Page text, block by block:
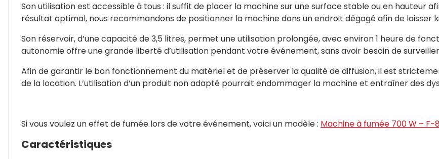
Son utilisation est accessible à tous : il suffit de placer la machine sur une surface stable ou en hauteur
résultat optimal, nous recommandons de positionner la machine dans un endroit dégagé afin de laisser
Son réservoir, d’une capacité de 3,5 litres, permet une utilisation prolongée, avec environ 1 heure de
autonomie offre une grande liberté d’utilisation pendant votre événement, sans avoir besoin de
Afin de garantir le bon fonctionnement du matériel et de préserver la qualité de diffusion, il est
de la location. L’utilisation d’un produit non adapté pourrait endommager la machine et entraîner des
Si vous voulez un effet de fumée lors de votre événement, voici un modèle : Machine à fumée 700 W –
Caractéristiques